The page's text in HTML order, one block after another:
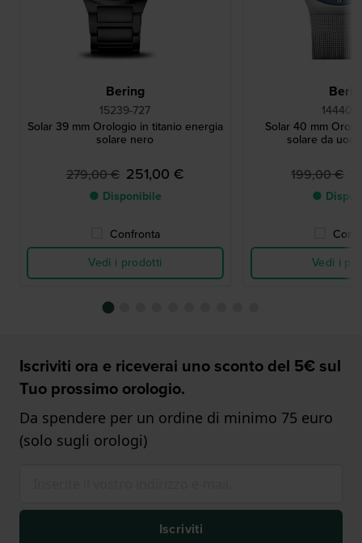
Bering
15239-727
Solar 39 mm Orologio in titanio energia
solare nero
279,00 € 251,00 €
● Disponibile
Confronta
Vedi i prodotti
14440-
Solar 40 mm
solare da
199,00 €
●
Vedi i
Iscriviti ora e riceverai uno sconto del 5€ sul
Tuo prossimo orologio.
Da spendere per un ordine di minimo 75 euro
(solo sugli orologi)
Iscriviti